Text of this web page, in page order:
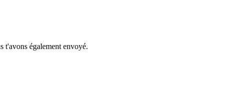
t'avons également envoyé.